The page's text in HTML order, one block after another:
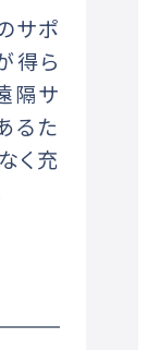
サポ
得ら
隔サ
るた
く充